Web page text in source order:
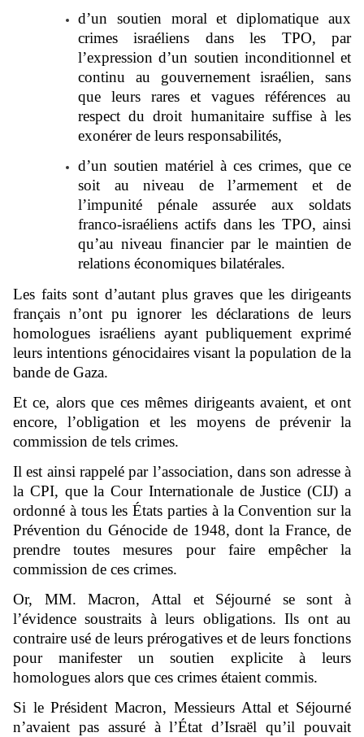
d’un soutien moral et diplomatique aux
crimes israéliens dans les TPO, par
l’expression d’un soutien inconditionnel et
continu au gouvernement israélien, sans
que leurs rares et vagues références au
respect du droit humanitaire suffise à les
exonérer de leurs responsabilités,
d’un soutien matériel à ces crimes, que ce
soit au niveau de l’armement et de
l’impunité pénale assurée aux soldats
franco-israéliens actifs dans les TPO, ainsi
qu’au niveau financier par le maintien de
relations économiques bilatérales.
Les faits sont d’autant plus graves que les dirigeants
français n’ont pu ignorer les déclarations de leurs
homologues israéliens ayant publiquement exprimé
leurs intentions génocidaires visant la population de la
bande de Gaza.
Et ce, alors que ces mêmes dirigeants avaient, et ont
encore, l’obligation et les moyens de prévenir la
commission de tels crimes.
Il est ainsi rappelé par l’association, dans son adresse à
la CPI, que la Cour Internationale de Justice (CIJ) a
ordonné à tous les États parties à la Convention sur la
Prévention du Génocide de 1948, dont la France, de
prendre toutes mesures pour faire empêcher la
commission de ces crimes.
Or, MM. Macron, Attal et Séjourné se sont à
l’évidence soustraits à leurs obligations. Ils ont au
contraire usé de leurs prérogatives et de leurs fonctions
pour manifester un soutien explicite à leurs
homologues alors que ces crimes étaient commis.
Si le Président Macron, Messieurs Attal et Séjourné
n’avaient pas assuré à l’État d’Israël qu’il pouvait